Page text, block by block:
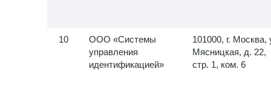
ООО «Системы
управления
идентификацией»
101000, г. Москва,
Мясницкая, д. 22,
стр. 1, ком. 6